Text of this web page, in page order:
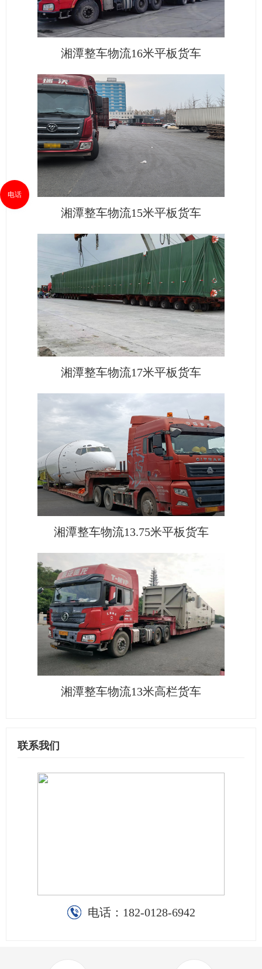
湘潭整车物流16米平板货车
湘潭整车物流15米平板货车
湘潭整车物流17米平板货车
湘潭整车物流13.75米平板货车
湘潭整车物流13米高栏货车
联系我们
电话： 182-0128-6942
电话